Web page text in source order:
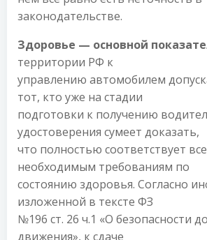
законодательстве.
Здоровье — основной
территории РФ к
управлению автомобилем
тот, кто уже на стадии
подготовки к получению
удостоверения сумеет доказать,
что полностью соответствует
необходимым требованиям по
состоянию здоровья. Согласно
изложенной в тексте ФЗ
№196 ст. 26 ч.1 «О безопасности
движения», к сдаче